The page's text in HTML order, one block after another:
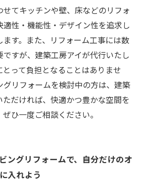
せてキッチンや壁、床などのリフォ
性・機能性・デザイン性を追求し
ます。また、リフォーム工事には数
すが、建築工房アイが代行いたし
とって負担となることはありませ
グリフォームを検討中の方は、建築
だければ、快適かつ豊かな空間を
ひ一度ご相談ください。
ングリフォームで、自分だけのオ
入れよう